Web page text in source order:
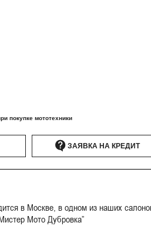
покупке мототехники
ЗАЯВКА НА КРЕДИТ
в Москве, в одном из наших
Мото Дубровка”